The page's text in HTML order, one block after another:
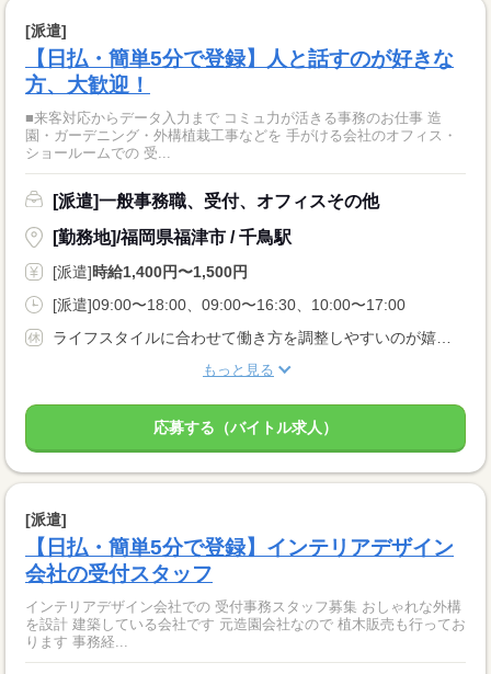
[派遣]
【日払・簡単5分で登録】人と話すのが好きな
方、大歓迎！
■来客対応からデータ入力まで コミュ力が活きる事務のお仕事 造
園・ガーデニング・外構植栽工事などを 手がける会社のオフィス・
ショールームでの 受...
[派遣]一般事務職、受付、オフィスその他
[勤務地]/福岡県福津市 / 千鳥駅
[派遣]時給1,400円〜1,500円
[派遣]09:00〜18:00、09:00〜16:30、10:00〜17:00
もっと見る
応募する（バイトル求人）
[派遣]
【日払・簡単5分で登録】インテリアデザイン
会社の受付スタッフ
インテリアデザイン会社での 受付事務スタッフ募集 おしゃれな外構
を設計 建築している会社です 元造園会社なので 植木販売も行ってお
ります 事務経...